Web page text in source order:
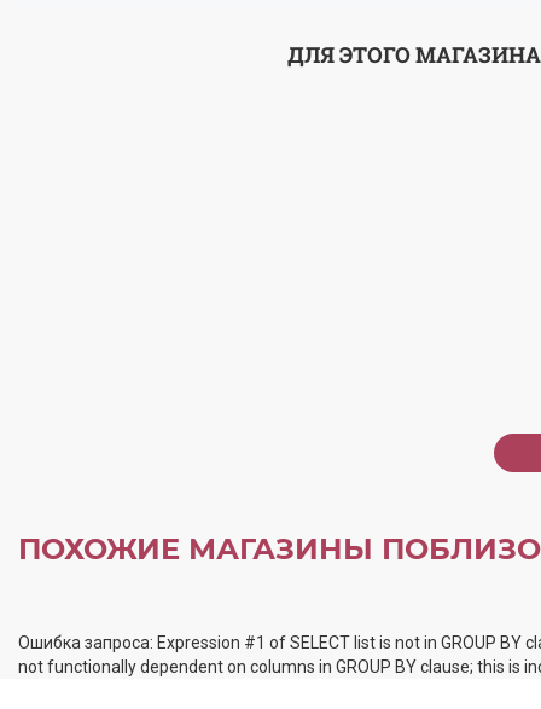
ДЛЯ ЭТОГО
ПОХОЖИЕ МАГАЗИНЫ
Ошибка запроса: Expression #1 of SELECT list is not in GROUP
not functionally dependent on columns in GROUP BY clause; this is